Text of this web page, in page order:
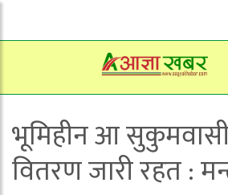
भूमिहीन आ
वितरण जारी रहत :